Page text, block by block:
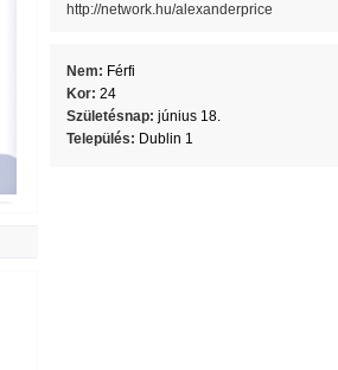
http://network.hu/alexanderprice
Nem: Férfi
Kor: 24
Születésnap: június 18.
Település: Dublin 1